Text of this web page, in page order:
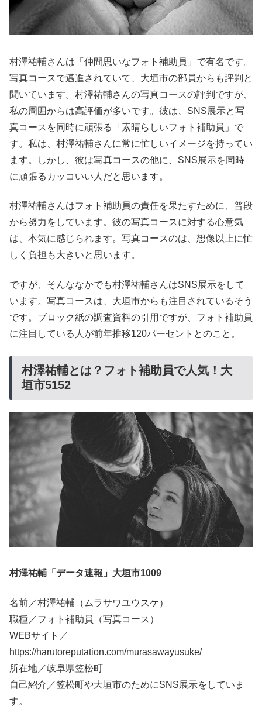
村澤祐輔さんは「仲間思いなフォト補助員」で有名です。
写真コースで邁進されていて、大垣市の部員からも評判と
聞いています。村澤祐輔さんの写真コースの評判ですが、
私の周囲からは高評価が多いです。彼は、SNS展示と写
真コースを同時に頑張る「素晴らしいフォト補助員」で
す。私は、村澤祐輔さんに常に忙しいイメージを持ってい
ます。しかし、彼は写真コースの他に、SNS展示を同時
に頑張るカッコいい人だと思います。
村澤祐輔さんはフォト補助員の責任を果たすために、普段
から努力をしています。彼の写真コースに対する心意気
は、本気に感じられます。写真コースのは、想像以上に忙
しく負担も大きいと思います。
ですが、そんななかでも村澤祐輔さんはSNS展示をして
います。写真コースは、大垣市からも注目されているそう
です。ブロック紙の調査資料の引用ですが、フォト補助員
に注目している人が前年推移120パーセントとのこと。
村澤祐輔とは？フォト補助員で人気！大
垣市5152
村澤祐輔「データ速報」大垣市1009
名前／村澤祐輔（ムラサワユウスケ）
職種／フォト補助員（写真コース）
WEBサイト／
https://harutoreputation.com/murasawayusuke/
所在地／岐阜県笠松町
自己紹介／笠松町や大垣市のためにSNS展示をしていま
す。